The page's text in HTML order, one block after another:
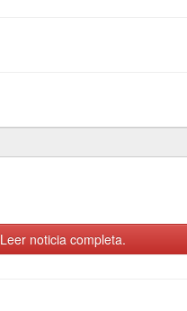
Leer noticia completa.